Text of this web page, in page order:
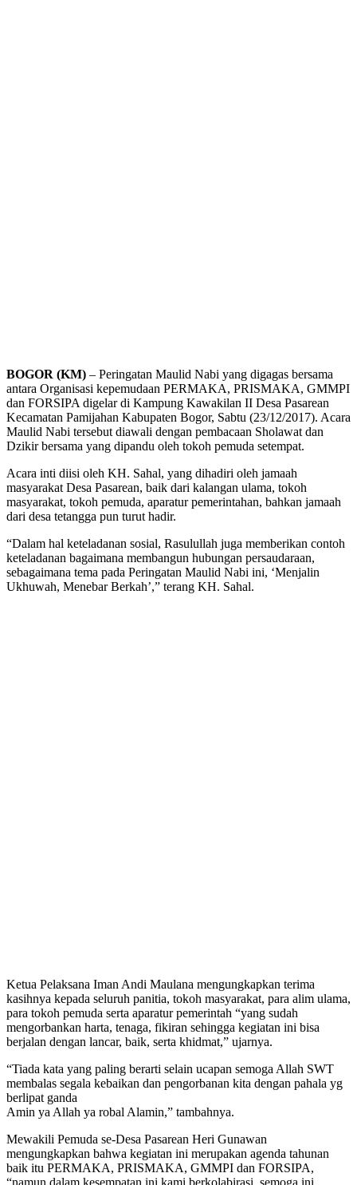
BOGOR (KM) – Peringatan Maulid Nabi yang digagas bersama
antara Organisasi kepemudaan PERMAKA, PRISMAKA, GMMPI
dan FORSIPA digelar di Kampung Kawakilan II Desa Pasarean
Kecamatan Pamijahan Kabupaten Bogor, Sabtu (23/12/2017). Acara
Maulid Nabi tersebut diawali dengan pembacaan Sholawat dan
Dzikir bersama yang dipandu oleh tokoh pemuda setempat.
Acara inti diisi oleh KH. Sahal, yang dihadiri oleh jamaah
masyarakat Desa Pasarean, baik dari kalangan ulama, tokoh
masyarakat, tokoh pemuda, aparatur pemerintahan, bahkan jamaah
dari desa tetangga pun turut hadir.
“Dalam hal keteladanan sosial, Rasulullah juga memberikan contoh
keteladanan bagaimana membangun hubungan persaudaraan,
sebagaimana tema pada Peringatan Maulid Nabi ini, ‘Menjalin
Ukhuwah, Menebar Berkah’,” terang KH. Sahal.
Ketua Pelaksana Iman Andi Maulana mengungkapkan terima
kasihnya kepada seluruh panitia, tokoh masyarakat, para alim ulama,
para tokoh pemuda serta aparatur pemerintah “yang sudah
mengorbankan harta, tenaga, fikiran sehingga kegiatan ini bisa
berjalan dengan lancar, baik, serta khidmat,” ujarnya.
“Tiada kata yang paling berarti selain ucapan semoga Allah SWT
membalas segala kebaikan dan pengorbanan kita dengan pahala yg
berlipat ganda
Amin ya Allah ya robal Alamin,” tambahnya.
Mewakili Pemuda se-Desa Pasarean Heri Gunawan
mengungkapkan bahwa kegiatan ini merupakan agenda tahunan
baik itu PERMAKA, PRISMAKA, GMMPI dan FORSIPA,
“namun dalam kesempatan ini kami berkolabirasi, semoga ini